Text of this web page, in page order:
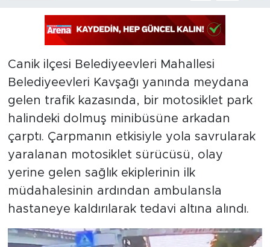
Canik ilçesi Belediyeevleri Mahallesi
Belediyeevleri Kavşağı yanında meydana
gelen trafik kazasında, bir motosiklet park
halindeki dolmuş minibüsüne arkadan
çarptı. Çarpmanın etkisiyle yola savrularak
yaralanan motosiklet sürücüsü, olay
yerine gelen sağlık ekiplerinin ilk
müdahalesinin ardından ambulansla
hastaneye kaldırılarak tedavi altına alındı.